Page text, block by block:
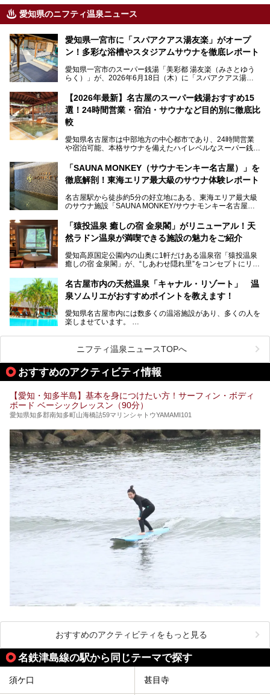
愛知県のニフティ温泉ニュース
愛知県一宮市に「スパアクアス湯友楽」がオープ
ン！多彩な浴槽やスタジアムサウナを徹底レポート
愛知県一宮市のスーパー銭湯「美彩都 湯友楽（みさとゆう
らく）」が、2026年6月18日（木）に「スパアクアス湯友
この地で30年にわたり愛され続けてきた施設だからこそ、
地元住民をはじめオープンを待ちわびている人も多いのでは
ないでしょうか。
老朽化した設備の補修を機に、2年前からじっくり構想を練
ってきたというだけあって、館内の充実度は想像以上。
以前の4倍に拡張したという露天エリアや10の浴槽、40人収
容の巨大なスタジアムサウナに、岩盤浴やリラクゼーション
までまるごと楽しめる施設に生まれ変わりました。
今回は、全面リニューアルして新しくなった「スパアクアス
【2026年最新】名古屋のスーパー銭湯おすすめ15
選！24時間営業・宿泊・サウナなど目的別に徹底比
較
愛知県名古屋市は中部地方の中心都市であり、24時間営業
や宿泊可能、本格サウナを備えたハイレベルなスーパー銭湯
そのため、「日々の仕事の疲れを心身ともにリセットした
い」「休日に時間を忘れて1日中ダラダラ過ごしたい」「コ
くある点が魅力です！
お好みの温泉施設を見つけて楽しんでくださいね。
「SAUNA MONKEY（サウナモンキー名古屋）」を
徹底解剖！東海エリア最大級のサウナ体験レポート
名古屋駅から徒歩約5分の好立地にある、東海エリア最大級
のサウナ施設「SAUNA MONKEY/サウナモンキー名古屋」
「名古屋駅周辺ってサウナが少ないよね」という声をよく耳
にするだけあり、アクセスの良さにも胸が高鳴ります。
今回は普段は男性専用となっているパブリックサウナが、女
さっそく取材してきました！
「猿投温泉 癒しの宿 金泉閣」がリニューアル！天
然ラドン温泉が満喫できる施設の魅力をご紹介
愛知高原国定公園内の山奥に1軒だけある温泉宿「猿投温泉
癒しの宿 金泉閣」が、“しあわせ隠れ里”をコンセプトにリニ
天然ラドン温泉が堪能できるお風呂や、新設・改装された客
室、地元の食材と温泉水で作られたお料理……。
ご紹介します。
名古屋市内の天然温泉「キャナル・リゾート」 温
泉ソムリエがおすすめポイントを教えます！
愛知県名古屋市内には数多くの温浴施設があり、多くの人を
楽しませています。
ムリエの目線で紹介していきます！
名古屋市内にはスーパー銭湯や日帰り温泉が多く、「どこに
行こうかな？」と悩んでしまう方も多いと思います。
ぜひこの記事を参考にして「キャナル・リゾート」に出かけ
てみるのはいかがでしょうか？
ニフティ温泉ニュースTOPへ
おすすめのアクティビティ情報
【愛知・知多半島】基本を身につけたい方！サーフィン・ボディ
ボード ベーシックレッスン（90分）
愛知県知多郡南知多町山海橋詰59マリンシャトウYAMAMI101
おすすめのアクティビティをもっと見る
名鉄津島線の駅から同じテーマで探す
須ケ口 甚目寺